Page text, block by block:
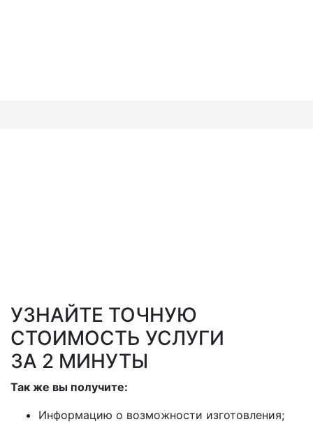
УЗНАЙТЕ ТОЧНУЮ
СТОИМОСТЬ УСЛУГИ
ЗА 2 МИНУТЫ
Так же вы получите:
Информацию о возможности изготовления;